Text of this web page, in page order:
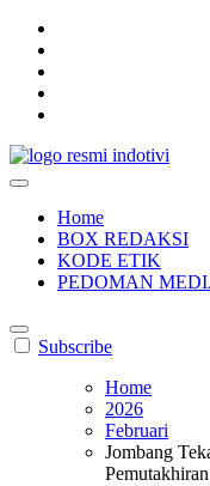
Home
BOX REDAKSI
KODE ETIK
PEDOMAN
Subscribe
Home
2026
Februari
Jombang